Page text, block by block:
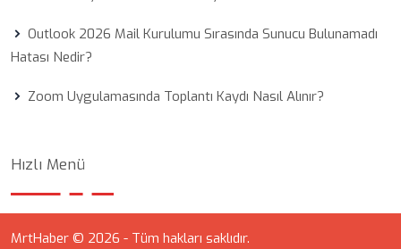
Outlook 2026 Mail Kurulumu Sırasında Sunucu Bulunamadı
Hatası Nedir?
Zoom Uygulamasında Toplantı Kaydı Nasıl Alınır?
Hızlı Menü
MrtHaber © 2026 - Tüm hakları saklıdır.